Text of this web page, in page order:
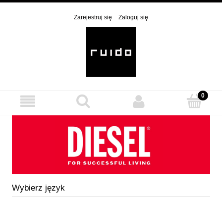
Zarejestruj się Zaloguj się
Wybierz język